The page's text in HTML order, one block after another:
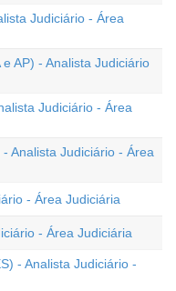
Judiciário - Área
AP) - Analista Judiciário
Judiciário - Área
Analista Judiciário - Área
- Área Judiciária
- Área Judiciária
- Analista Judiciário -